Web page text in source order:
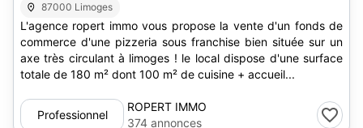
87000 Limoges
L'agence ropert immo vous propose la vente d'un fonds de
commerce d'une pizzeria sous franchise bien située sur un
axe très circulant à limoges ! le local dispose d'une surface
totale de 180 m² dont 100 m² de cuisine + accueil...
Professionnel
ROPERT IMMO
374 annonces